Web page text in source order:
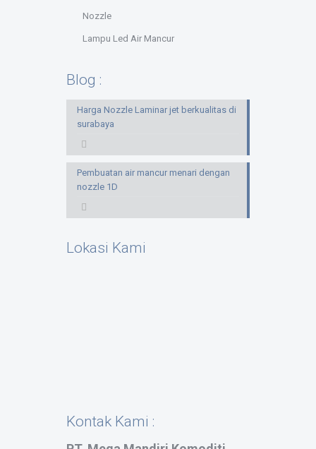
Nozzle
Lampu Led Air Mancur
Blog :
Harga Nozzle Laminar jet berkualitas di
surabaya
Pembuatan air mancur menari dengan
nozzle 1D
Lokasi Kami
Kontak Kami :